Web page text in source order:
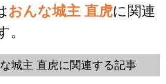
おんな城主 直虎に関連
。
城主 直虎に関連する記事